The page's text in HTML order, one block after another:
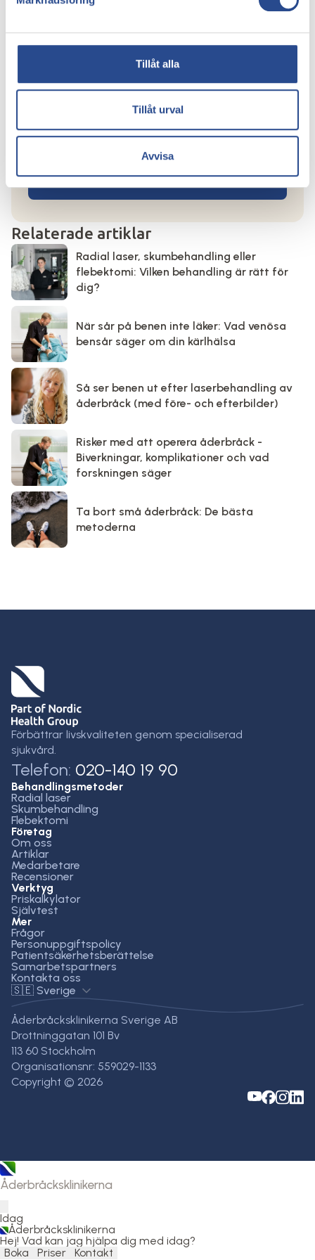
Tillåt alla
Tillåt urval
Avvisa
Med vårprisgarantibehöver du aldrig välja
mellan prisvärdhet och kvalitet. Vi säkerställer
att du får den bästa vården till bästa pris.
Boka en konsultation
Relaterade artiklar
Radial laser, skumbehandling eller
flebektomi: Vilken behandling är rätt för
dig?
När sår på benen inte läker: Vad venösa
bensår säger om din kärlhälsa
Så ser benen ut efter laserbehandling av
åderbråck (med före- och efterbilder)
Risker med att operera åderbråck -
Biverkningar, komplikationer och vad
forskningen säger
Ta bort små åderbråck: De bästa
metoderna
Förbättrar livskvaliteten genom specialiserad
sjukvård.
Telefon: 020-140 19 90
Behandlingsmetoder
Radial laser
Skumbehandling
Flebektomi
Företag
Om oss
Artiklar
Medarbetare
Recensioner
Verktyg
Priskalkylator
Självtest
Mer
Frågor
Personuppgiftspolicy
Patientsäkerhetsberättelse
Samarbetspartners
Kontakta oss
🇸🇪 Sverige
Åderbråcksklinikerna Sverige AB
Drottninggatan 101 Bv
113 60 Stockholm
Organisationsnr: 559029-1133
Copyright © 2026
Åderbråcksklinikerna
Idag
Åderbråcksklinikerna
Hej! Vad kan jag hjälpa dig med idag?
Boka
Priser Kontakt